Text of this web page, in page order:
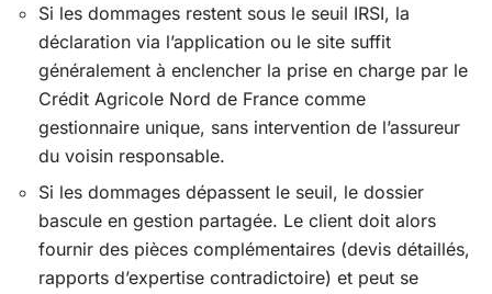
Si les dommages restent sous le seuil IRSI, la
déclaration via l’application ou le site suffit
généralement à enclencher la prise en charge par le
Crédit Agricole Nord de France comme
gestionnaire unique, sans intervention de l’assureur
du voisin responsable.
Si les dommages dépassent le seuil, le dossier
bascule en gestion partagée. Le client doit alors
fournir des pièces complémentaires (devis détaillés,
rapports d’expertise contradictoire) et peut se